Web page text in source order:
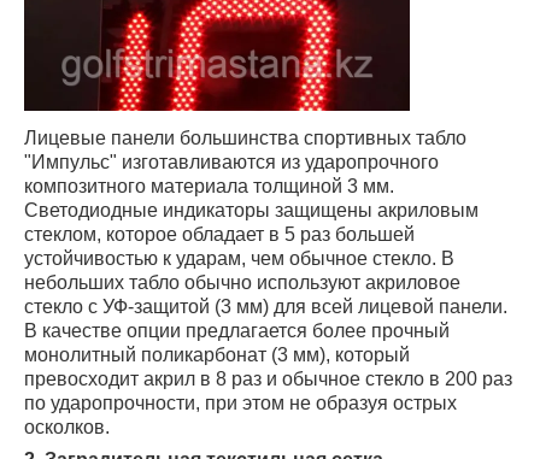
Лицевые панели большинства спортивных табло
"Импульс" изготавливаются из ударопрочного
композитного материала толщиной 3 мм.
Светодиодные индикаторы защищены акриловым
стеклом, которое обладает в 5 раз большей
устойчивостью к ударам, чем обычное стекло. В
небольших табло обычно используют акриловое
стекло с УФ-защитой (3 мм) для всей лицевой панели.
В качестве опции предлагается более прочный
монолитный поликарбонат (3 мм), который
превосходит акрил в 8 раз и обычное стекло в 200 раз
по ударопрочности, при этом не образуя острых
осколков.